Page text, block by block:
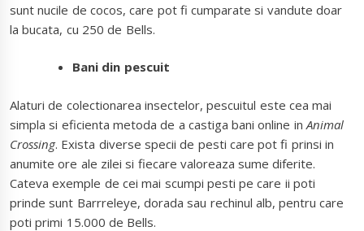
sunt nucile de cocos, care pot fi cumparate si vandute doar
la bucata, cu 250 de Bells.
Bani din pescuit
Alaturi de colectionarea insectelor, pescuitul este cea mai
simpla si eficienta metoda de a castiga bani online in Animal
Crossing. Exista diverse specii de pesti care pot fi prinsi in
anumite ore ale zilei si fiecare valoreaza sume diferite.
Cateva exemple de cei mai scumpi pesti pe care ii poti
prinde sunt Barrreleye, dorada sau rechinul alb, pentru care
poti primi 15.000 de Bells.